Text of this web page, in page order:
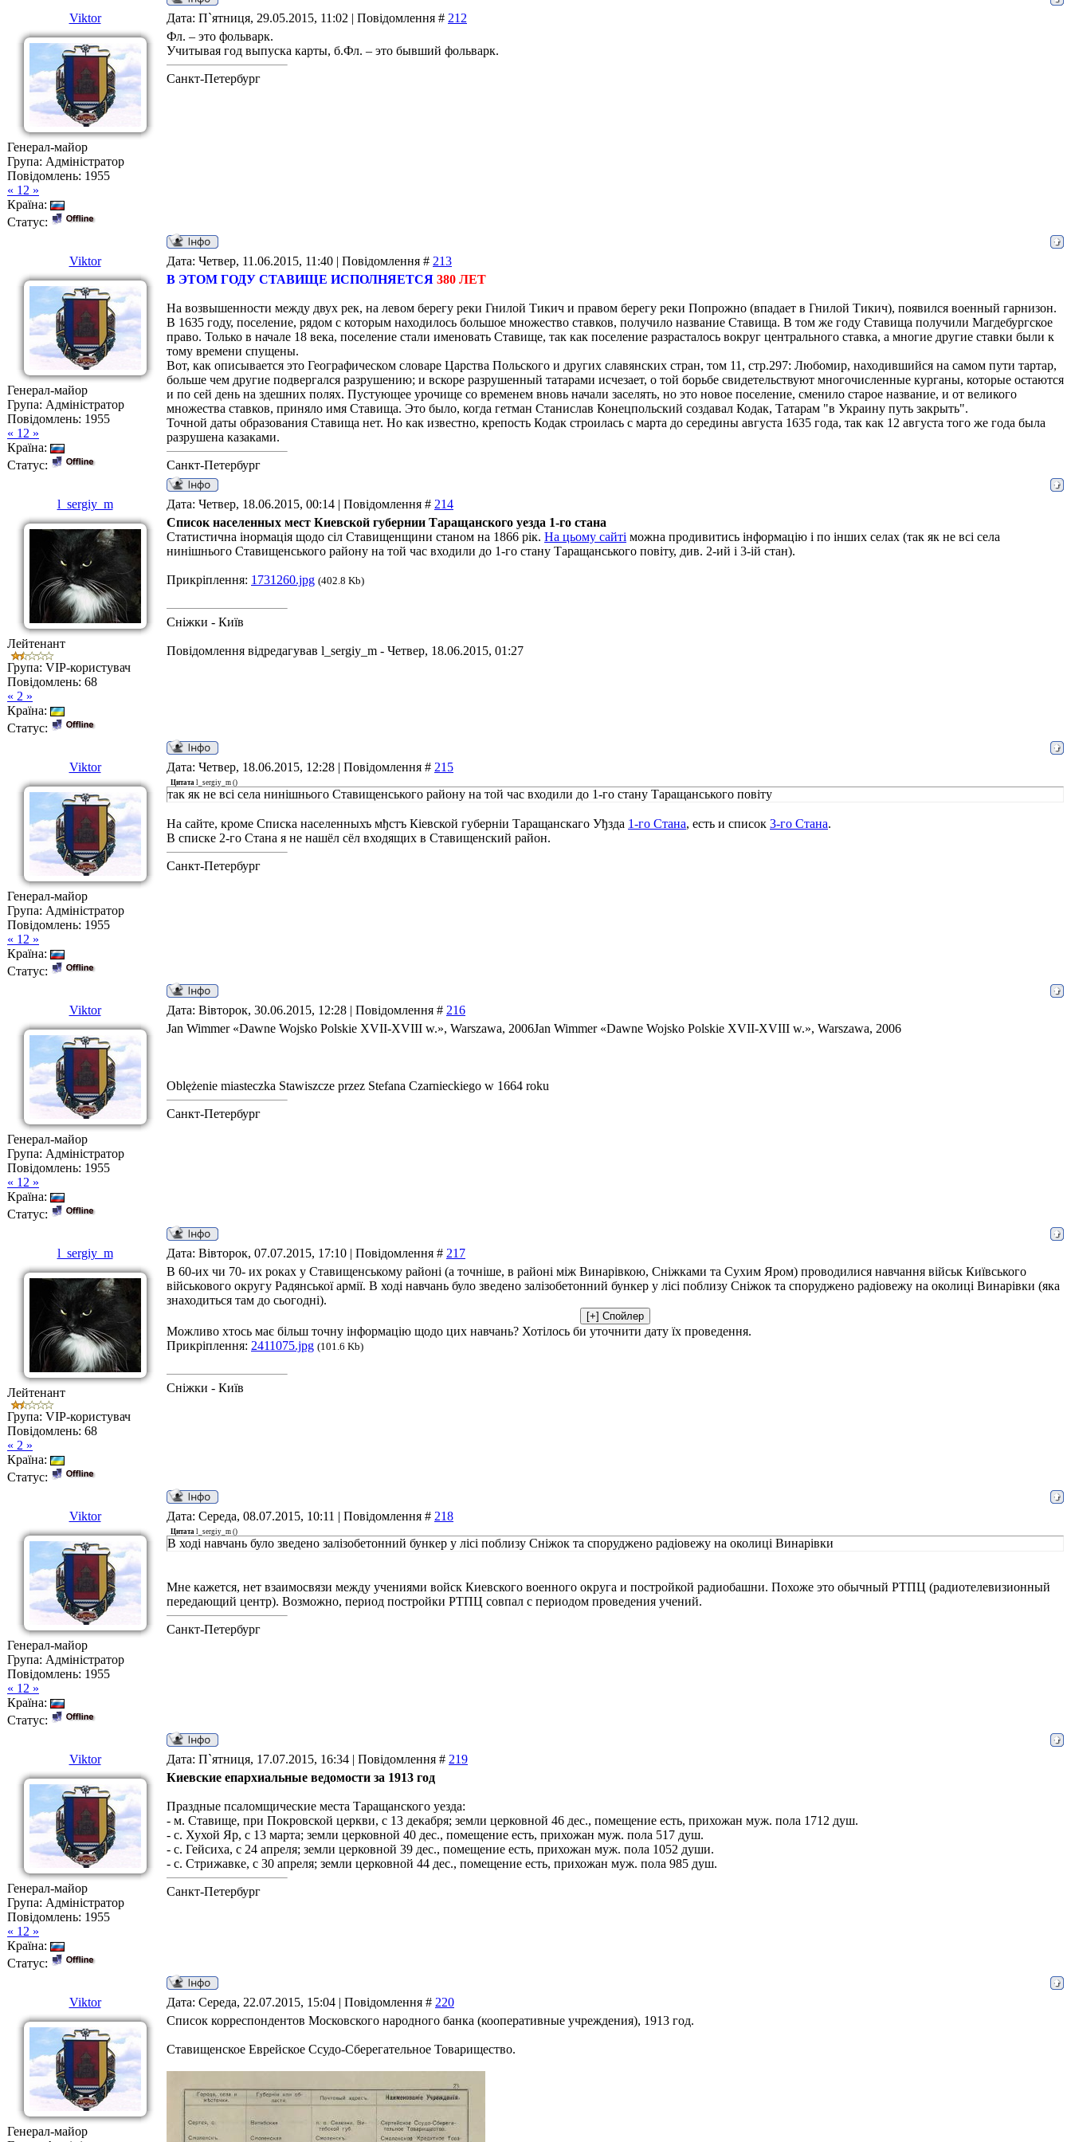
Viktor Дата: П`ятниця, 29.05.2015, 11:02 | Повідомлення # 212
Генерал-майор
Група: Адміністратор
Повідомлень: 1955
« 12 »
Країна:
Статус:
Фл. – это фольварк.
Учитывая год выпуска карты, б.Фл. – это бывший фольварк.
Санкт-Петербург
Viktor Дата: Четвер, 11.06.2015, 11:40 | Повідомлення # 213
Генерал-майор
Група: Адміністратор
Повідомлень: 1955
« 12 »
Країна:
Статус:
В ЭТОМ ГОДУ СТАВИЩЕ ИСПОЛНЯЕТСЯ 380 ЛЕТ
На возвышенности между двух рек, на левом берегу реки Гнилой Тикич и правом берегу реки Попрожно (впадает в Гнилой Тикич), появился военный гарнизон.
В 1635 году, поселение, рядом с которым находилось большое множество ставков, получило название Ставища. В том же году Ставища получили Магдебургское
право. Только в начале 18 века, поселение стали именовать Ставище, так как поселение разрасталось вокруг центрального ставка, а многие другие ставки были к
тому времени спущены.
Вот, как описывается это Географическом словаре Царства Польского и других славянских стран, том 11, стр.297: Любомир, находившийся на самом пути тартар,
больше чем другие подвергался разрушению; и вскоре разрушенный татарами исчезает, о той борьбе свидетельствуют многочисленные курганы, которые остаются
и по сей день на здешних полях. Пустующее урочище со временем вновь начали заселять, но это новое поселение, сменило старое название, и от великого
множества ставков, приняло имя Ставища. Это было, когда гетман Станислав Конецпольский создавал Кодак, Татарам "в Украину путь закрыть".
Точной даты образования Ставища нет. Но как известно, крепость Кодак строилась с марта до середины августа 1635 года, так как 12 августа того же года была
разрушена казаками.
Санкт-Петербург
l_sergiy_m Дата: Четвер, 18.06.2015, 00:14 | Повідомлення # 214
Лейтенант
Група: VIP-користувач
Повідомлень: 68
« 2 »
Країна:
Статус:
Список населенных мест Киевской губернии Таращанского уезда 1-го стана
Статистична інормація щодо сіл Ставищенщини станом на 1866 рік. На цьому сайті можна продивитись інформацію і по інших селах (так як не всі села
нинішнього Ставищенського району на той час входили до 1-го стану Таращанського повіту, див. 2-ий і 3-ій стан).
Прикріплення: 1731260.jpg (402.8 Kb)
Сніжки - Київ
Повідомлення відредагував l_sergiy_m - Четвер, 18.06.2015, 01:27
Viktor Дата: Четвер, 18.06.2015, 12:28 | Повідомлення # 215
Генерал-майор
Група: Адміністратор
Повідомлень: 1955
« 12 »
Країна:
Статус:
Цитата l_sergiy_m ()
так як не всі села нинішнього Ставищенського району на той час входили до 1-го стану Таращанського повіту
На сайте, кроме Списка населенныхъ мђстъ Кiевской губернiи Таращанскаго Уђзда 1-го Стана, есть и список 3-го Стана.
В списке 2-го Стана я не нашёл сёл входящих в Ставищенский район.
Санкт-Петербург
Viktor Дата: Вівторок, 30.06.2015, 12:28 | Повідомлення # 216
Генерал-майор
Група: Адміністратор
Повідомлень: 1955
« 12 »
Країна:
Статус:
Jan Wimmer «Dawne Wojsko Polskie XVII-XVIII w.», Warszawa, 2006Jan Wimmer «Dawne Wojsko Polskie XVII-XVIII w.», Warszawa, 2006
Oblężenie miasteczka Stawiszcze przez Stefana Czarnieckiego w 1664 roku
Санкт-Петербург
l_sergiy_m Дата: Вівторок, 07.07.2015, 17:10 | Повідомлення # 217
Лейтенант
Група: VIP-користувач
Повідомлень: 68
« 2 »
Країна:
Статус:
В 60-их чи 70- их роках у Ставищенському районі (а точніше, в районі між Винарівкою, Сніжками та Сухим Яром) проводилися навчання військ Київського
військового округу Радянської армії. В ході навчань було зведено залізобетонний бункер у лісі поблизу Сніжок та споруджено радіовежу на околиці Винарівки (яка
знаходиться там до сьогодні).
Можливо хтось має більш точну інформацію щодо цих навчань? Хотілось би уточнити дату їх проведення.
Прикріплення: 2411075.jpg (101.6 Kb)
Сніжки - Київ
Viktor Дата: Середа, 08.07.2015, 10:11 | Повідомлення # 218
Генерал-майор
Група: Адміністратор
Повідомлень: 1955
« 12 »
Країна:
Статус:
Цитата l_sergiy_m ()
В ході навчань було зведено залізобетонний бункер у лісі поблизу Сніжок та споруджено радіовежу на околиці Винарівки
Мне кажется, нет взаимосвязи между учениями войск Киевского военного округа и постройкой радиобашни. Похоже это обычный РТПЦ (радиотелевизионный
передающий центр). Возможно, период постройки РТПЦ совпал с периодом проведения учений.
Санкт-Петербург
Viktor Дата: П`ятниця, 17.07.2015, 16:34 | Повідомлення # 219
Генерал-майор
Група: Адміністратор
Повідомлень: 1955
« 12 »
Країна:
Статус:
Киевские епархиальные ведомости за 1913 год
Праздные псаломщические места Таращанского уезда:
- м. Ставище, при Покровской церкви, с 13 декабря; земли церковной 46 дес., помещение есть, прихожан муж. пола 1712 душ.
- с. Хухой Яр, с 13 марта; земли церковной 40 дес., помещение есть, прихожан муж. пола 517 душ.
- с. Гейсиха, с 24 апреля; земли церковной 39 дес., помещение есть, прихожан муж. пола 1052 души.
- с. Стрижавке, с 30 апреля; земли церковной 44 дес., помещение есть, прихожан муж. пола 985 душ.
Санкт-Петербург
Viktor Дата: Середа, 22.07.2015, 15:04 | Повідомлення # 220
Генерал-майор
Список корреспондентов Московского народного банка (кооперативные учреждения), 1913 год.
Ставищенское Еврейское Ссудо-Сберегательное Товарищество.